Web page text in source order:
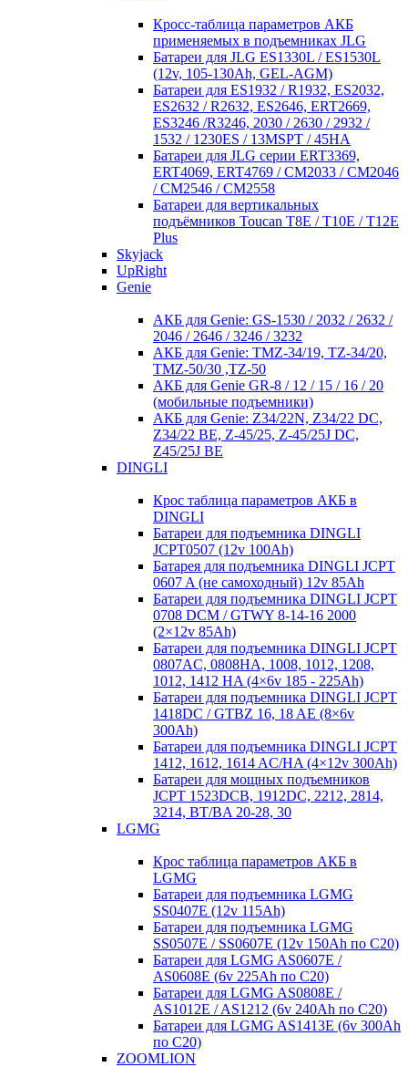
Кросc-таблица параметров АКБ
применяемых в подъемниках JLG
Батареи для JLG ES1330L / ES1530L
(12v, 105-130Ah, GEL-AGM)
Батареи для ES1932 / R1932, ES2032,
ES2632 / R2632, ES2646, ERT2669,
ES3246 /R3246, 2030 / 2630 / 2932 /
1532 / 1230ES / 13MSPT / 45HA
Батареи для JLG серии ERT3369,
ERT4069, ERT4769 / CM2033 / CM2046
/ CM2546 / CM2558
Батареи для вертикальных
подъёмников Toucan T8E / T10E / T12E
Plus
Skyjack
UpRight
Genie
АКБ для Genie: GS-1530 / 2032 / 2632 /
2046 / 2646 / 3246 / 3232
АКБ для Genie: TMZ-34/19, TZ-34/20,
TMZ-50/30 ,TZ-50
АКБ для Genie GR-8 / 12 / 15 / 16 / 20
(мобильные подъемники)
АКБ для Genie: Z34/22N, Z34/22 DC,
Z34/22 BE, Z-45/25, Z-45/25J DC,
Z45/25J BE
DINGLI
Крос таблица параметров АКБ в
DINGLI
Батареи для подъемника DINGLI
JCPT0507 (12v 100Ah)
Батарея для подъемника DINGLI JCPT
0607 A (не самоходный) 12v 85Ah
Батареи для подъемника DINGLI JCPT
0708 DCM / GTWY 8-14-16 2000
(2×12v 85Ah)
Батареи для подъемника DINGLI JCPT
0807AC, 0808HA, 1008, 1012, 1208,
1012, 1412 HA (4×6v 185 - 225Ah)
Батареи для подъемника DINGLI JCPT
1418DC / GTBZ 16, 18 AE (8×6v
300Ah)
Батареи для подъемника DINGLI JCPT
1412, 1612, 1614 AC/HA (4×12v 300Ah)
Батареи для мощных подъемников
JCPT 1523DCB, 1912DC, 2212, 2814,
3214, BT/BA 20-28, 30
LGMG
Крос таблица параметров АКБ в
LGMG
Батареи для подъемника LGMG
SS0407E (12v 115Ah)
Батареи для подъемника LGMG
SS0507E / SS0607E (12v 150Ah по С20)
Батареи для LGMG AS0607E /
AS0608E (6v 225Ah по С20)
Батареи для LGMG AS0808E /
AS1012E / AS1212 (6v 240Ah по С20)
Батареи для LGMG AS1413E (6v 300Ah
по С20)
ZOOMLION